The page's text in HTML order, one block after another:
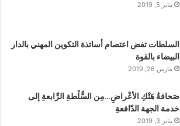
يناير 5, 2019
السلطات تفض اعتصام أساتذة التكوين المهني بالدار
البيضاء بالقوة
مارس 26, 2019
صَحافةُ هَتْكِ الأعْراضِ…مِن السُّلْطةِ الرِّابعةِ إلى
خدمة الجهة الدّافعةِ
يناير 3, 2019